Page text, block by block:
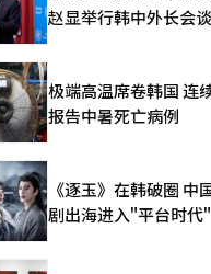
赵显举行韩中外长会谈
极端高温席卷韩国 连
报告中暑死亡病例
《逐玉》在韩破圈 中
剧出海进入"平台时代"